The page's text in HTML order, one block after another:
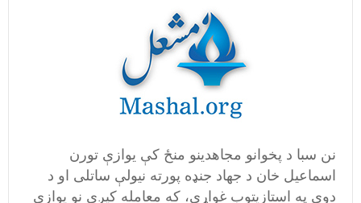
نن سبا د پخوانو مجاهدینو منځ کې یوازې تورن
اسماعیل خان د جهاد جنډه پورته نیولې ساتلی او د
دوی په استازیتوب غواړي، که معامله کیږي نو یوازې